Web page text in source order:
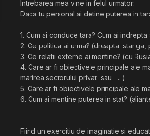
Intrebarea mea vine in felul urmator:
Daca tu personal ai detine puterea in
1. Cum ai conduce tara? Cum ai indrepta
2. Ce politica ai urma? (dreapta,
3. Ce relatii externe ai mentine? (cu
4. Care ar fi obiectivele principale ale
marirea sectorului privat sau .. )
5. Care ar fi obiectivele principale ale
6. Cum ai mentine puterea in stat?
Fiind un exercitiu de imaginatie si